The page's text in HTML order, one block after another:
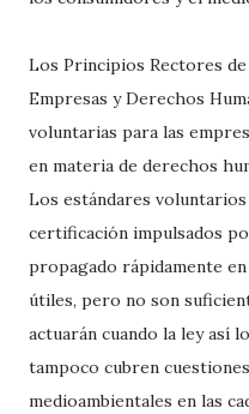
Los Principios Rectores
Empresas y Derechos
voluntarias para las
en materia de derechos
Los estándares
certificación impulsados
propagado rápidamente
útiles, pero no son
actuarán cuando la ley así
tampoco cubren
medioambientales en las